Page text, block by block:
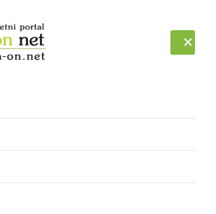
svet Slovenije